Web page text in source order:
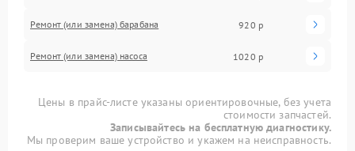
Ремонт (или замена) барабана 920 р
Ремонт (или замена) насоса 1020 р
Цены в прайс-листе указаны ориентировочные, без учета
стоимости запчастей.
Записывайтесь на бесплатную диагностику.
Мы проверим ваше устройство и укажем на неисправность.